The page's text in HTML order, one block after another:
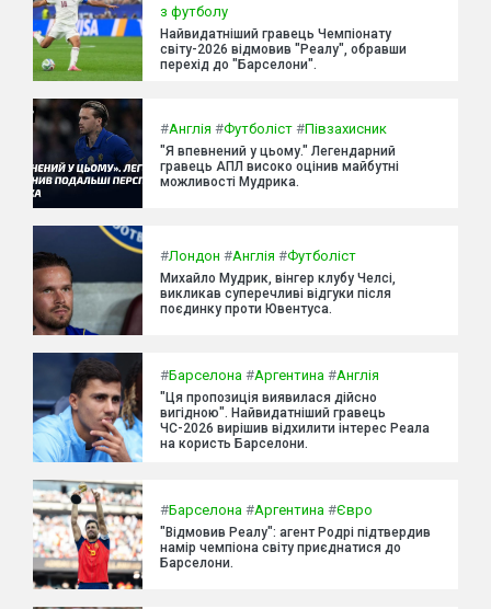
з футболу
Найвидатніший гравець Чемпіонату
світу-2026 відмовив "Реалу", обравши
перехід до "Барселони".
#Англія #Футболіст #Півзахисник
"Я впевнений у цьому." Легендарний
гравець АПЛ високо оцінив майбутні
можливості Мудрика.
#Лондон #Англія #Футболіст
Михайло Мудрик, вінгер клубу Челсі,
викликав суперечливі відгуки після
поєдинку проти Ювентуса.
#Барселона #Аргентина #Англія
"Ця пропозиція виявилася дійсно
вигідною". Найвидатніший гравець
ЧС-2026 вирішив відхилити інтерес Реала
на користь Барселони.
#Барселона #Аргентина #Євро
"Відмовив Реалу": агент Родрі підтвердив
намір чемпіона світу приєднатися до
Барселони.